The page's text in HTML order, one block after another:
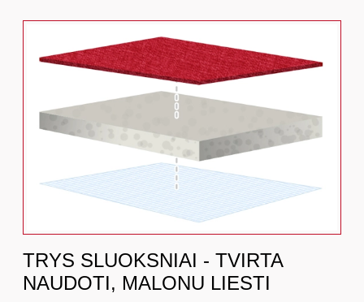
TRYS SLUOKSNIAI - TVIRTA
NAUDOTI, MALONU LIESTI